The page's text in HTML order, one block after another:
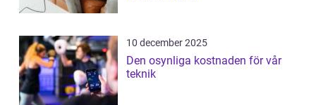
10 december 2025
Den osynliga kostnaden för vår
teknik